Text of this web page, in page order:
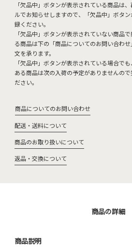
「欠品中」ボタンが表示されている商品は
ルでお知らせしますので、「欠品中」ボタ
録ください。
「欠品中」ボタンが表示されていない商品
る商品は下の「商品についてのお問い合わ
文を承ります。
「欠品中」ボタンが表示されている場合で
ある商品は次の入荷の予定がありませんの
ださい。
商品についてのお問い合わせ
配送・送料について
商品のお取り扱いについて
返品・交換について
商品の詳細
商品説明